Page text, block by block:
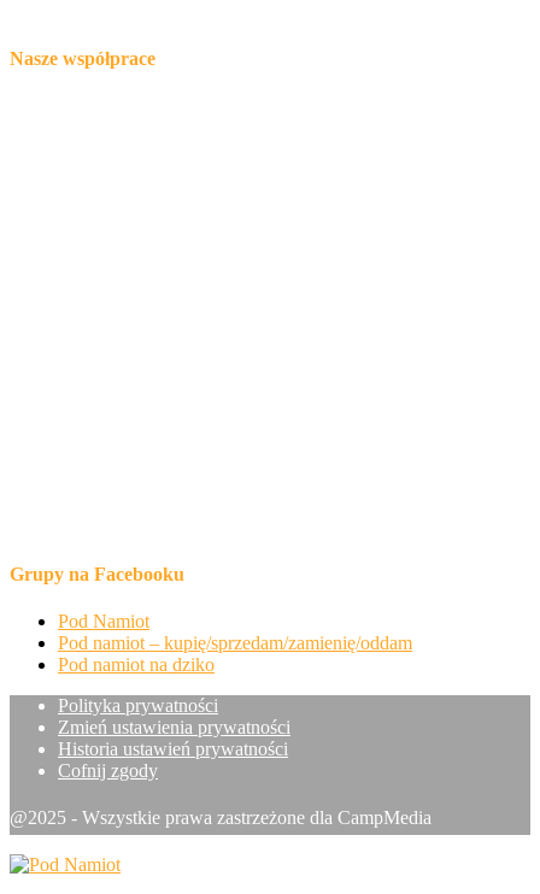
Nasze współprace
Grupy na Facebooku
Pod Namiot
Pod namiot – kupię/sprzedam/zamienię/oddam
Pod namiot na dziko
Polityka prywatności
Zmień ustawienia prywatności
Historia ustawień prywatności
Cofnij zgody
@2025 - Wszystkie prawa zastrzeżone dla CampMedia